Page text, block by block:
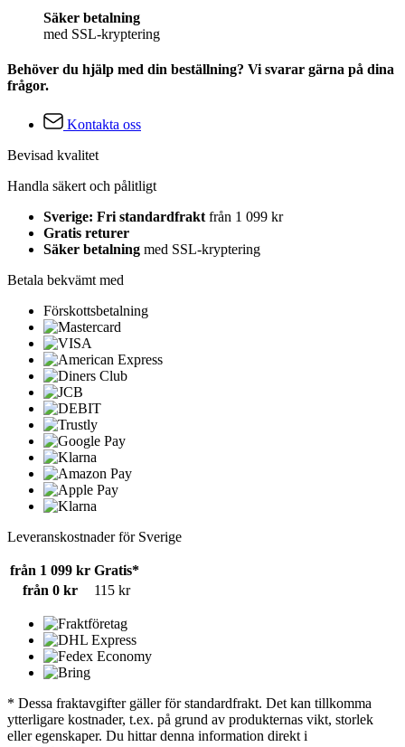
Säker betalning
med SSL-kryptering
Behöver du hjälp med din beställning? Vi svarar gärna på dina
frågor.
Kontakta oss
Bevisad kvalitet
Handla säkert och pålitligt
Sverige: Fri standardfrakt från 1 099 kr
Gratis returer
Säker betalning med SSL-kryptering
Betala bekvämt med
Förskottsbetalning
Leveranskostnader för Sverige
från 1 099 kr Gratis*
från 0 kr
115 kr
* Dessa fraktavgifter gäller för standardfrakt. Det kan tillkomma
ytterligare kostnader, t.ex. på grund av produkternas vikt, storlek
eller egenskaper. Du hittar denna information direkt i